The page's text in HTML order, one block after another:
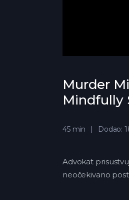
Murder
Mindfully
45 min Dodao:
Advokat
neočekivano